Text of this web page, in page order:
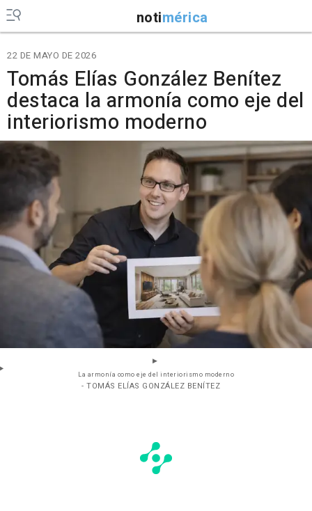
notimérica
22 DE MAYO DE 2026
Tomás Elías González Benítez
destaca la armonía como eje del
interiorismo moderno
La armonía como eje del interiorismo moderno
- TOMÁS ELÍAS GONZÁLEZ BENÍTEZ